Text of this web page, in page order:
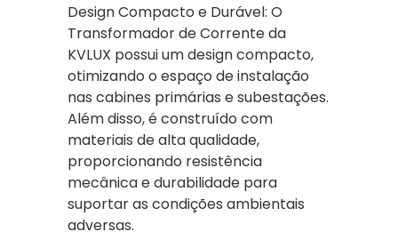
Design Compacto e Durável: O
Transformador de Corrente da
KVLUX possui um design compacto,
otimizando o espaço de instalação
nas cabines primárias e subestações.
Além disso, é construído com
materiais de alta qualidade,
proporcionando resistência
mecânica e durabilidade para
suportar as condições ambientais
adversas.